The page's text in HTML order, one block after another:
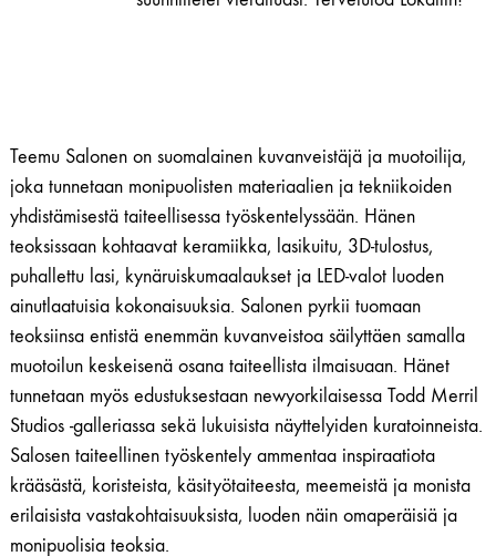
Teemu Salonen on suomalainen kuvanveistäjä ja muotoilija,
joka tunnetaan monipuolisten materiaalien ja tekniikoiden
yhdistämisestä taiteellisessa työskentelyssään. Hänen
teoksissaan kohtaavat keramiikka, lasikuitu, 3D-tulostus,
puhallettu lasi, kynäruiskumaalaukset ja LED-valot luoden
ainutlaatuisia kokonaisuuksia. Salonen pyrkii tuomaan
teoksiinsa entistä enemmän kuvanveistoa säilyttäen samalla
muotoilun keskeisenä osana taiteellista ilmaisuaan. Hänet
tunnetaan myös edustuksestaan newyorkilaisessa Todd Merril
Studios -galleriassa sekä lukuisista näyttelyiden kuratoinneista.
Salosen taiteellinen työskentely ammentaa inspiraatiota
krääsästä, koristeista, käsityötaiteesta, meemeistä ja monista
erilaisista vastakohtaisuuksista, luoden näin omaperäisiä ja
monipuolisia teoksia.